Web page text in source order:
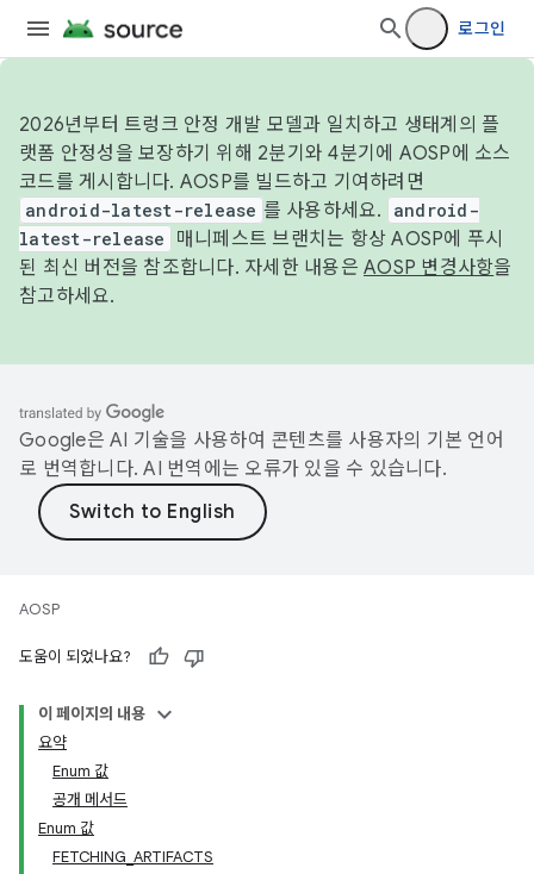
로그인
2026년부터 트렁크 안정 개발 모델과 일치하고 생태계의 플
랫폼 안정성을 보장하기 위해 2분기와 4분기에 AOSP에 소스
코드를 게시합니다. AOSP를 빌드하고 기여하려면
android-latest-release 를 사용하세요.
android-
latest-release
매니페스트 브랜치는 항상 AOSP에 푸시
된 최신 버전을 참조합니다. 자세한 내용은 AOSP 변경사항을
참고하세요.
Google은 AI 기술을 사용하여 콘텐츠를 사용자의 기본 언어
로 번역합니다. AI 번역에는 오류가 있을 수 있습니다.
AOSP
도움이 되었나요?
이 페이지의 내용
요약
Enum 값
공개 메서드
Enum 값
FETCHING_ARTIFACTS